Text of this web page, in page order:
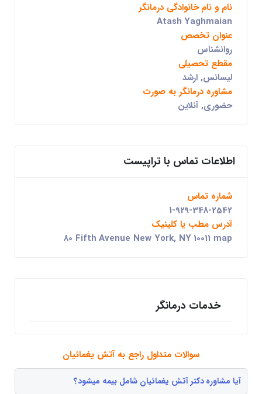
نام و نام خانوادگی درمانگر
Atash Yaghmaian
عنوان تخصص
روانشناس
مقطع تحصیلی
لیسانس, ارشد
مشاوره درمانگر به صورت
حضوری, آنلاین
اطلاعات تماس با تراپیست
شماره تماس
1-929-348-2542
آدرس مطب یا کلینیک
80 Fifth Avenue New York, NY 10011 map
خدمات درمانگر
سوالات متداول راجع به آتش یغمائیان
آیا مشاوره دکتر آتش یغمائیان شامل بیمه میشود؟